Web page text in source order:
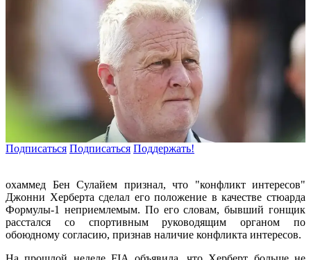
Подписаться Подписаться Поддержать!
охаммед Бен Сулайем признал, что "конфликт интересов"
Джонни Херберта сделал его положение в качестве стюарда
Формулы-1 неприемлемым. По его словам, бывший гонщик
расстался со спортивным руководящим органом по
обоюдному согласию, признав наличие конфликта интересов.